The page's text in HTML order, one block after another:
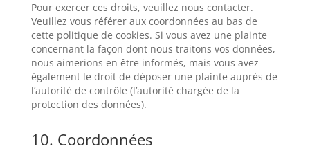
Pour exercer ces droits, veuillez nous contacter.
Veuillez vous référer aux coordonnées au bas de
cette politique de cookies. Si vous avez une plainte
concernant la façon dont nous traitons vos données,
nous aimerions en être informés, mais vous avez
également le droit de déposer une plainte auprès de
l’autorité de contrôle (l’autorité chargée de la
protection des données).
10. Coordonnées